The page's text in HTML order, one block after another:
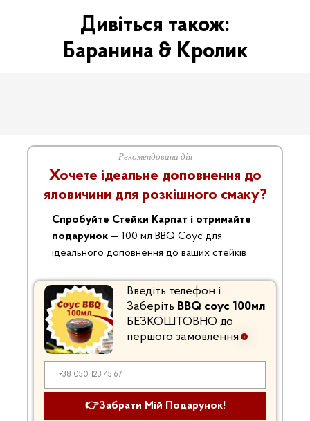
Дивіться також:
Баранина & Кролик
Спробуйте Стейки Карпат і отримайте
подарунок — 100 мл BBQ Соус для
ідеального доповнення до ваших стейків
Введіть телефон і
Заберіть BBQ соус 100мл
БЕЗКОШТОВНО до
першого замовлення
👉Забрати Мій Подарунок!
Хочете ідеальне доповнення до
яловичини для розкішного смаку?
Рекомендована дія
Яловичі Стейки
Преміум &
Альтернативні
М'ясні Бокси
Фермерська
Індик
Баранина &
Кролятина
Дика риба,
Морепродукти
& Лосось
Дитячі ЕКО
Продукти